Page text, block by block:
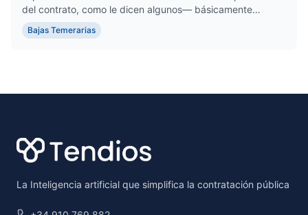
del contrato, como le dicen algunos— básicamente
marca el límite que ...
Bajas Temerarias
La Inteligencia artificial que simplifica la contratación pública